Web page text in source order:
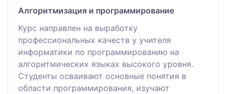
Алгоритмизация и программирование
Курс направлен на выработку
профессиональных качеств у учителя
информатики по программированию на
алгоритмических языках высокого уровня.
Студенты осваивают основные понятия в
области программирования, изучают